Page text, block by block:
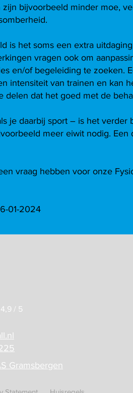
bijvoorbeeld minder moe,
is het soms een extra
vragen ook om
en/of begeleiding te zoeken.
intensiteit van trainen en kan
delen dat het goed met de
je daarbij sport – is het verder
meer eiwit nodig. Een
vraag hebben voor onze
01-2024
/ 5
Gramsbergen